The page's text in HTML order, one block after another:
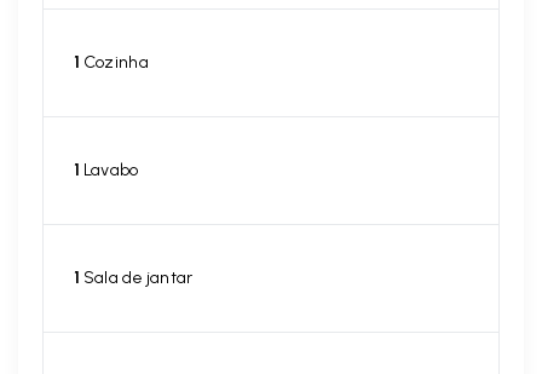
1 Cozinha
1 Lavabo
1 Sala de jantar